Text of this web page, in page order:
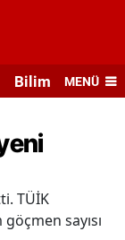
Bilim veMENÜ
TÜİK
sayısı